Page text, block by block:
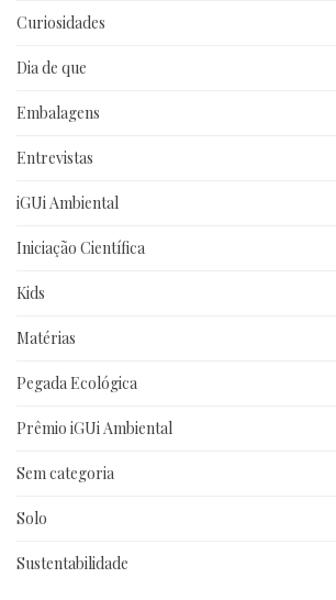
Curiosidades
Dia de que
Embalagens
Entrevistas
iGUi Ambiental
Iniciação Científica
Kids
Matérias
Pegada Ecológica
Prêmio iGUi Ambiental
Sem categoria
Solo
Sustentabilidade